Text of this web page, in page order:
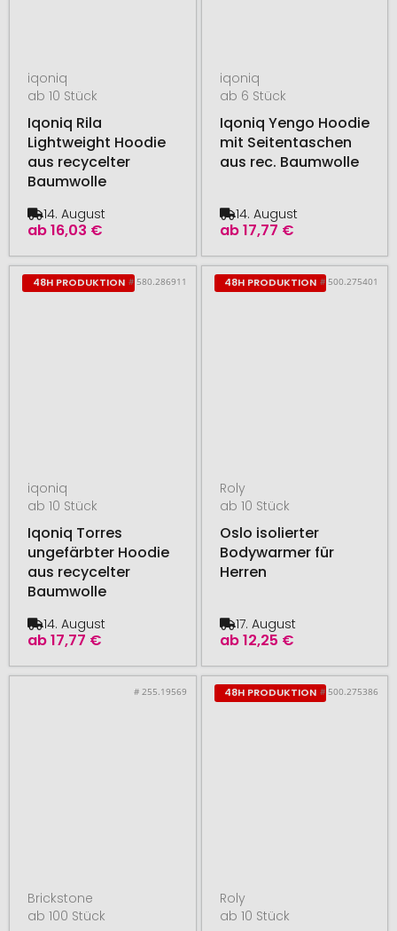
iqoniq
ab 10 Stück
Iqoniq Rila
Lightweight Hoodie
aus recycelter
Baumwolle
ab16,03 €
14. August
iqoniq
ab 6 Stück
Iqoniq Yengo Hoodie
mit Seitentaschen
aus rec. Baumwolle
ab17,77 €
14. August
48H PRODUKTION # 580.286911
iqoniq
ab 10 Stück
Iqoniq Torres
ungefärbter Hoodie
aus recycelter
Baumwolle
ab17,77 €
14. August
48H PRODUKTION # 500.275401
Roly
ab 10 Stück
Oslo isolierter
Bodywarmer für
Herren
ab12,25 €
17. August
# 255.19569
Brickstone
ab 100 Stück
48H PRODUKTION # 500.275386
Roly
ab 10 Stück